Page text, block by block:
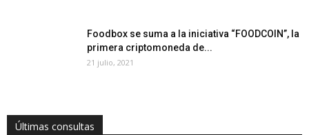
Foodbox se suma a la iniciativa “FOODCOIN”, la
primera criptomoneda de...
21 julio, 2021
Últimas consultas